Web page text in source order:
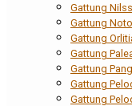
Gattung
Gattung
Gattung
Gattung
Gattung
Gattung
Gattung